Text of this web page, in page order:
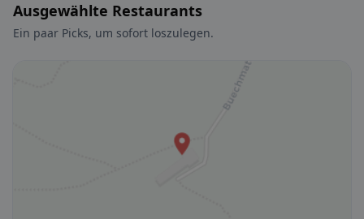
Ausgewählte Restaurants
Ein paar Picks, um sofort loszulegen.